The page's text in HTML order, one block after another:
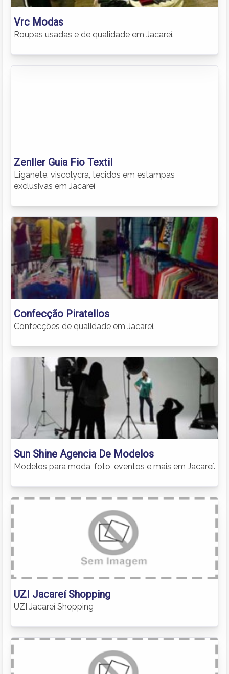
Vrc Modas
Roupas usadas e de qualidade em Jacareí.
Zenller Guia Fio Textil
Liganete, viscolycra, tecidos em estampas
exclusivas em Jacareí
Confecção Piratellos
Confecções de qualidade em Jacareí.
Sun Shine Agencia De Modelos
Modelos para moda, foto, eventos e mais em Jacareí.
UZI Jacareí Shopping
UZI Jacareí Shopping